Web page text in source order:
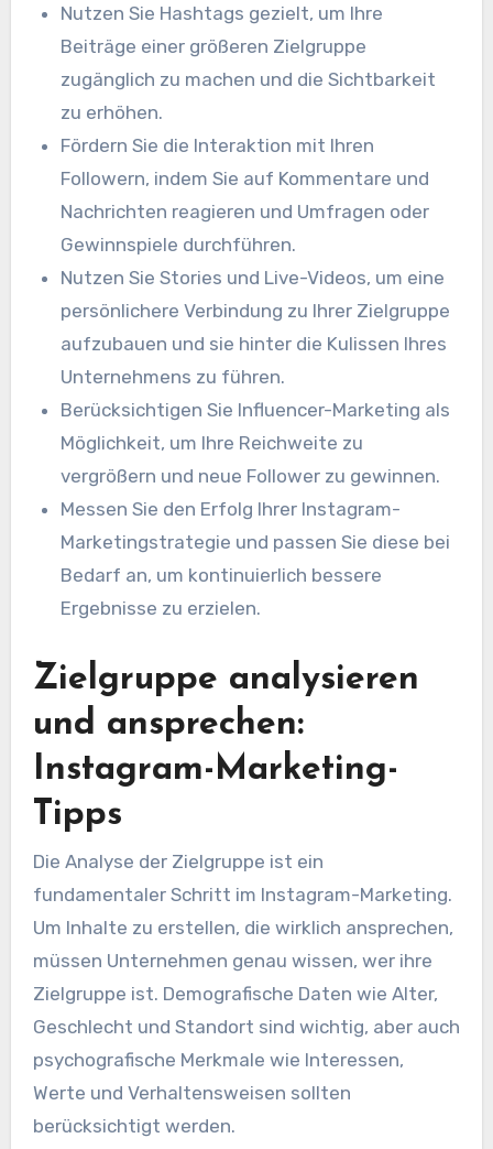
Nutzen Sie Hashtags gezielt, um Ihre
Beiträge einer größeren Zielgruppe
zugänglich zu machen und die Sichtbarkeit
zu erhöhen.
Fördern Sie die Interaktion mit Ihren
Followern, indem Sie auf Kommentare und
Nachrichten reagieren und Umfragen oder
Gewinnspiele durchführen.
Nutzen Sie Stories und Live-Videos, um eine
persönlichere Verbindung zu Ihrer Zielgruppe
aufzubauen und sie hinter die Kulissen Ihres
Unternehmens zu führen.
Berücksichtigen Sie Influencer-Marketing als
Möglichkeit, um Ihre Reichweite zu
vergrößern und neue Follower zu gewinnen.
Messen Sie den Erfolg Ihrer Instagram-
Marketingstrategie und passen Sie diese bei
Bedarf an, um kontinuierlich bessere
Ergebnisse zu erzielen.
Zielgruppe analysieren
und ansprechen:
Instagram-Marketing-
Tipps
Die Analyse der Zielgruppe ist ein
fundamentaler Schritt im Instagram-Marketing.
Um Inhalte zu erstellen, die wirklich ansprechen,
müssen Unternehmen genau wissen, wer ihre
Zielgruppe ist. Demografische Daten wie Alter,
Geschlecht und Standort sind wichtig, aber auch
psychografische Merkmale wie Interessen,
Werte und Verhaltensweisen sollten
berücksichtigt werden.